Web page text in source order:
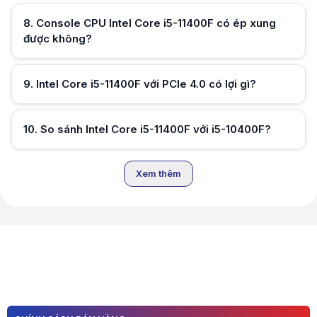
Hữu ích (0)
8. Console CPU Intel Core i5-11400F có ép xung
được không?
9. Intel Core i5-11400F với PCIe 4.0 có lợi gì?
10. So sánh Intel Core i5-11400F với i5-10400F?
Xem thêm